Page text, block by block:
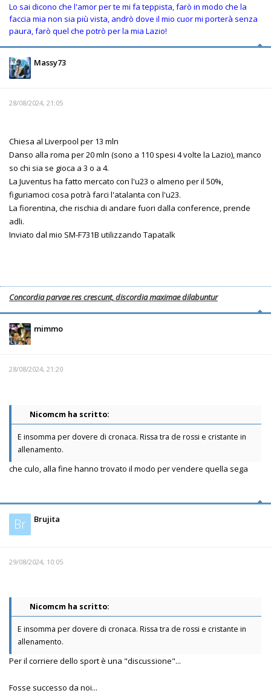
Lo sai dicono che l'amor per te mi fa teppista, farò in modo che la
faccia mia non sia più vista, andrò dove il mio cuor mi porterà senza
paura, farò quel che potrò per la mia Lazio!
Massy73
28/08/2024, 21:05
Chiesa al Liverpool per 13 mln
Danso alla roma per 20 mln (sono a 110 spesi 4 volte la Lazio), manco
so chi sia se gioca a 3 o a 4.
La Juventus ha fatto mercato con l'u23 o almeno per il 50%,
figuriamoci cosa potrà farci l'atalanta con l'u23.
La fiorentina, che rischia di andare fuori dalla conference, prende
adli.
Inviato dal mio SM-F731B utilizzando Tapatalk
Concordia parvae res crescunt, discordia maximae dilabuntur
mimmo
28/08/2024, 21:20
Nicomcm ha scritto:
E insomma per dovere di cronaca. Rissa tra de rossi e cristante in
allenamento.
che culo, alla fine hanno trovato il modo per vendere quella sega
Br Brujita
29/08/2024, 10:05
Nicomcm ha scritto:
E insomma per dovere di cronaca. Rissa tra de rossi e cristante in
allenamento.
Per il corriere dello sport è una "discussione"...
Fosse successo da noi...